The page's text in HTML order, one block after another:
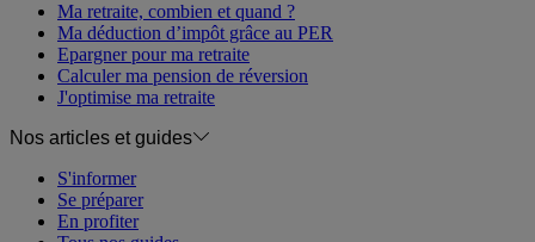
Ma retraite, combien et quand ?
Ma déduction d’impôt grâce au PER
Epargner pour ma retraite
Calculer ma pension de réversion
J'optimise ma retraite
Nos articles et guides
S'informer
Se préparer
En profiter